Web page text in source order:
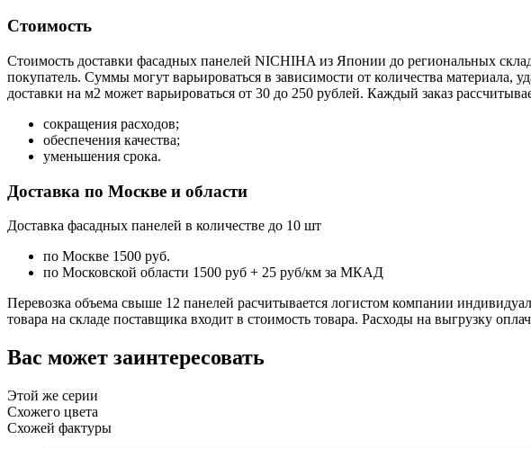
Стоимость
Стоимость доставки фасадных панелей NICHIHA из Японии до региональных
покупатель. Суммы могут варьироваться в зависимости от количества материала,
доставки на м2 может варьироваться от 30 до 250 рублей. Каждый заказ
сокращения расходов;
обеспечения качества;
уменьшения срока.
Доставка по Москве и области
Доставка фасадных панелей в количестве до 10 шт
по Москве 1500 руб.
по Московской области 1500 руб + 25 руб/км за МКАД
Перевозка объема свыше 12 панелей расчитывается логистом компании
товара на складе поставщика входит в стоимость товара. Расходы на выгрузку
Вас может заинтересовать
Этой же серии
Схожего цвета
Схожей фактуры